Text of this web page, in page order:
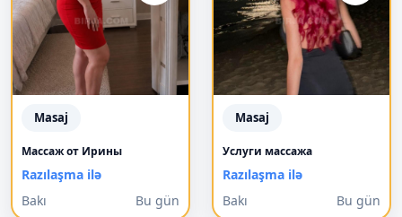
Masaj
Mассаж от Ирины
Razılaşma ilə
Bakı
Bu gün
Masaj
Услуги массажа
Razılaşma ilə
Bakı
Bu gün